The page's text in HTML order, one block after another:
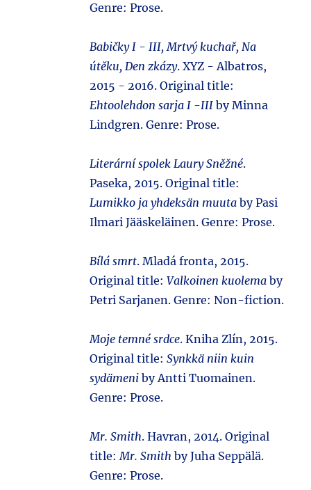
Genre: Prose.
Babičky I - III, Mrtvý kuchař, Na
útěku, Den zkázy. XYZ - Albatros,
2015 - 2016. Original title:
Ehtoolehdon sarja I -III by Minna
Lindgren. Genre: Prose.
Literární spolek Laury Sněžné.
Paseka, 2015. Original title:
Lumikko ja yhdeksän muuta by Pasi
Ilmari Jääskeläinen. Genre: Prose.
Bílá smrt. Mladá fronta, 2015.
Original title:Valkoinen kuolema by
Petri Sarjanen. Genre: Non-fiction.
Moje temné srdce. Kniha Zlín, 2015.
Original title:Synkkä niin kuin
sydämeni by Antti Tuomainen.
Genre: Prose.
Mr. Smith. Havran, 2014. Original
title:Mr. Smith by Juha Seppälä.
Genre: Prose.